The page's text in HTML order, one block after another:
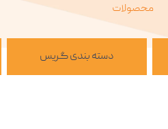
محصولات
دسته بندی گریس